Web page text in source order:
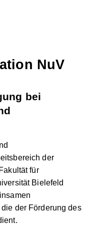
NuV
bei
der
für
Bielefeld
der Förderung des